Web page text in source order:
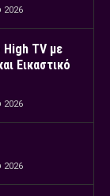
2026
High TV με
Εικαστικό
2026
2026